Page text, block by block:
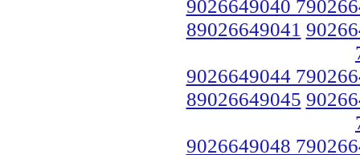
9026649040
89026649041
9026649044
89026649045
9026649048